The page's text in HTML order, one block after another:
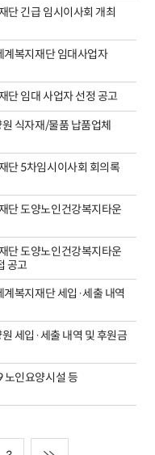
단 긴급 임시이사회 개최
복지재단 임대사업자
단 임대 사업자 선정 공고
식자재/물품 납품업체
단 5차임시이사회 회의록
단 도양노인건강복지타운
단 도양노인건강복지타운
공고
복지재단 세입·세출 내역
세입·세출 내역 및 후원금
인요양시설 등